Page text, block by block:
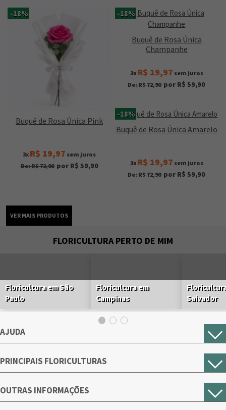
-18%
Buquê de Rosa Única Pink
3x R$ 19,97 sem juros
De: R$ 72,90 por R$ 59,90
-18%
Buquê de Rosa Única
Champanhe
3x R$ 19,97 sem juros
De: R$ 72,90 por R$ 59,90
-18%
Buquê de Rosa Única Amarelo
3x R$ 19,97 sem juros
De: R$ 72,90 por R$ 59,90
FLORICULTURA PERTO DE MIM
Floricultura em São
Paulo
Floricultura em
Campinas
Salvador
AJUDA
PRINCIPAIS FLORICULTURAS
OUTRAS INFORMAÇÕES